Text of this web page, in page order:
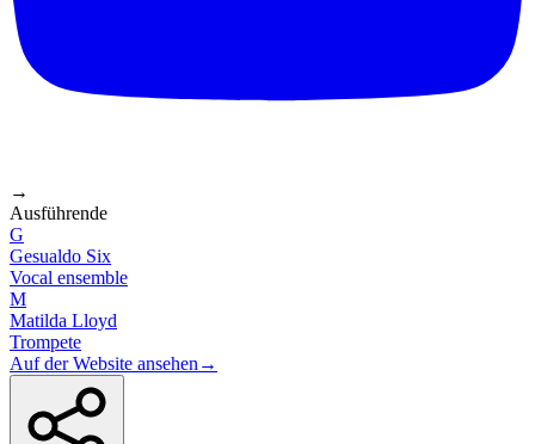
→
Ausführende
G
Gesualdo Six
Vocal ensemble
M
Matilda Lloyd
Trompete
Auf der Website ansehen →